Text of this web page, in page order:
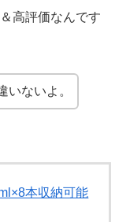
高評価なんです
いないよ。
本収納可能